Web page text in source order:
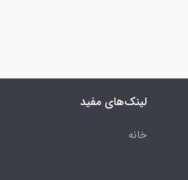
لینک‌های مفید
خانه